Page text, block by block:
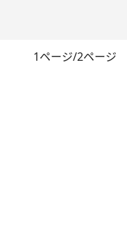
1ページ/2ページ